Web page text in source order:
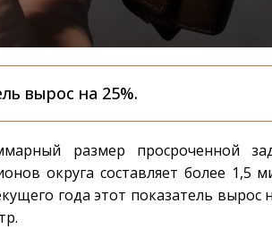
вырос на 25%.
размер просроченной
округа составляет более 1,5
года этот показатель вырос